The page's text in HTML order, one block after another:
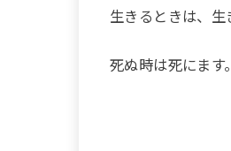
生きるときは、生
死ぬ時は死にます。